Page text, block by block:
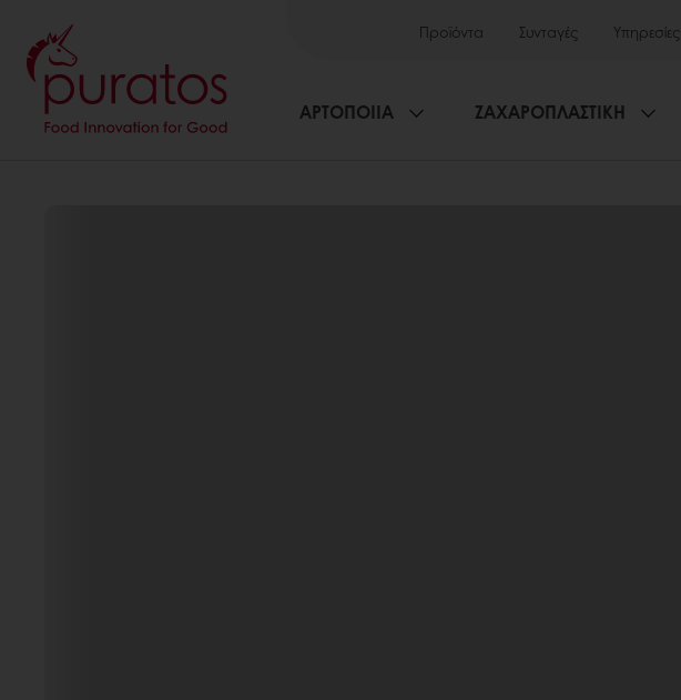
Προϊόντα Συνταγές Υπηρεσίες
ΑΡΤΟΠΟΙΙΑ ΖΑΧΑΡΟΠΛΑΣΤΙΚΗ